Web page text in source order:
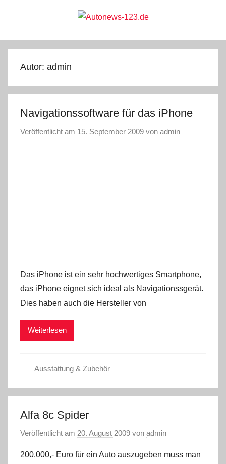
Autonews-
123.de
Autor: admin
Navigationssoftware für das iPhone
Veröffentlicht am 15. September 2009 von admin
Das iPhone ist ein sehr hochwertiges Smartphone,
das iPhone eignet sich ideal als Navigationssgerät.
Dies haben auch die Hersteller von
Weiterlesen
Ausstattung & Zubehör
Alfa 8c Spider
Veröffentlicht am 20. August 2009 von admin
200.000,- Euro für ein Auto auszugeben muss man